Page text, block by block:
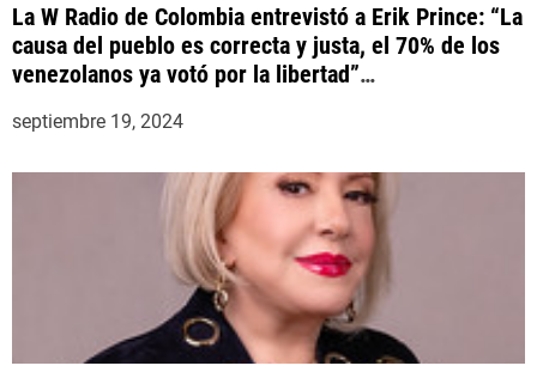
La W Radio de Colombia entrevistó a Erik Prince: “La
causa del pueblo es correcta y justa, el 70% de los
venezolanos ya votó por la libertad”
septiembre 19, 2024